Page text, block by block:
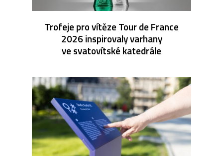
Trofeje pro vítěze Tour de France
2026 inspirovaly varhany
ve svatovítské katedrále